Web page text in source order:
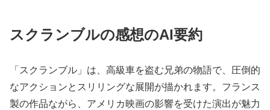
スクランブルの感想のAI要約
「スクランブル」は、高級車を盗む兄弟の物語で、圧倒的
なアクションとスリリングな展開が描かれます。フランス
製の作品ながら、アメリカ映画の影響を受けた演出が魅力